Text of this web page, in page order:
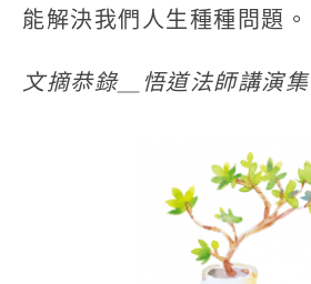
能解決我們人生種種問題。
文摘恭錄＿悟道法師講演集